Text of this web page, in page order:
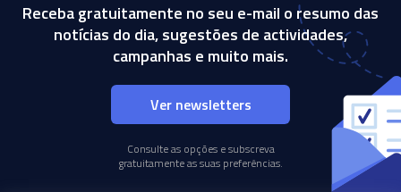
Receba gratuitamente no seu e-mail o resumo das
notícias do dia, sugestões de actividades,
campanhas e muito mais.
Ver newsletters
Consulte as opções e subscreva
gratuitamente as suas preferências.